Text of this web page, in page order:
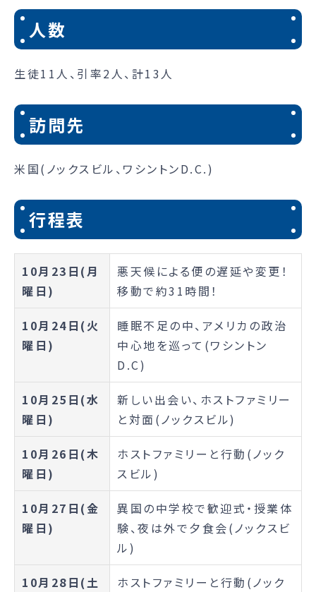
人数
生徒11人、引率2人、計13人
訪問先
米国(ノックスビル、ワシントンD.C.)
行程表
10月23日(月
曜日)
悪天候による便の遅延や変更！
移動で約31時間！
10月24日(火
曜日)
睡眠不足の中、アメリカの政治
中心地を巡って(ワシントン
D.C)
10月25日(水
曜日)
新しい出会い、ホストファミリー
と対面(ノックスビル)
10月26日(木
曜日)
ホストファミリーと行動(ノック
スビル)
10月27日(金
曜日)
異国の中学校で歓迎式・授業体
験、夜は外で夕食会(ノックスビ
ル)
10月28日(土
ホストファミリーと行動(ノック